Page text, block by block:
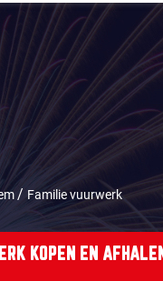
Familie vuurwerk
KOPEN EN